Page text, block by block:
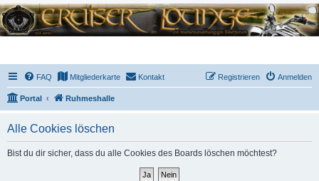
FAQ Mitgliederkarte Kontakt Anmelden
Registrieren
Portal Ruhmeshalle
Alle Cookies löschen
Bist du dir sicher, dass du alle Cookies des Boards löschen möchtest?